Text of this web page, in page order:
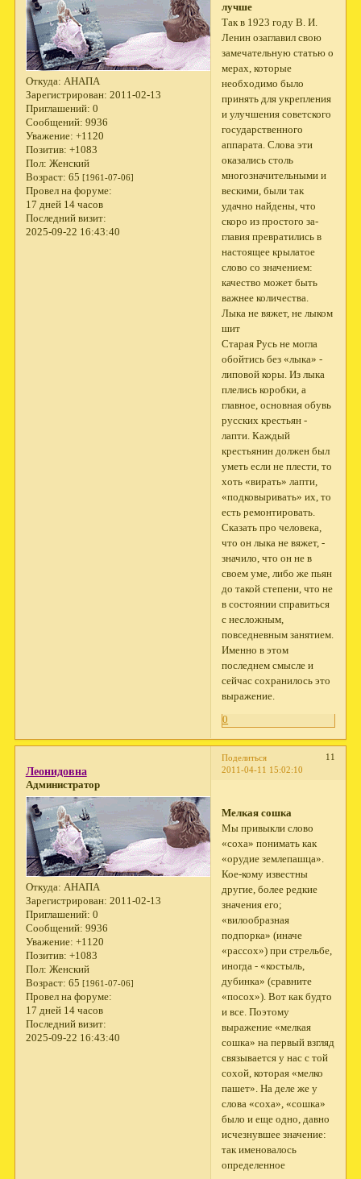
Откуда: АНАПА
Зарегистрирован: 2011-02-13
Приглашений: 0
Сообщений: 9936
Уважение: +1120
Позитив: +1083
Пол: Женский
Возраст: 65 [1961-07-06]
Провел на форуме:
17 дней 14 часов
Последний визит:
2025-09-22 16:43:40
лучше
Так в 1923 году В. И.
Ленин озаглавил свою
замечательную статью о
мерах, которые
необходимо было
принять для укрепления
и улучшения советского
государственного
аппарата. Слова эти
оказались столь
многозначительными и
вескими, были так
удачно найдены, что
скоро из простого за­
главия превратились в
настоящее крылатое
слово со значе­нием:
качество может быть
важнее количества.
Лыка не вяжет, не лыком
шит
Старая Русь не могла
обойтись без «лыка» -
липовой коры. Из лыка
плелись коробки, а
главное, основная обувь
русских крестьян -
лапти. Каждый
крестьянин должен был
уметь если не плести, то
хоть «вирать» лапти,
«подковыривать» их, то
есть ремонтировать.
Сказать про человека,
что он лыка не вяжет, -
значило, что он не в
своем уме, либо же пьян
до такой степени, что не
в состоянии справиться
с несложным,
повседневным занятием.
Именно в этом
последнем смысле и
сейчас сохранилось это
выражение.
0
Поделиться
11
2011-04-11 15:02:10
Леонидовна
Администратор
Откуда: АНАПА
Зарегистрирован: 2011-02-13
Приглашений: 0
Сообщений: 9936
Уважение: +1120
Позитив: +1083
Пол: Женский
Возраст: 65 [1961-07-06]
Провел на форуме:
17 дней 14 часов
Последний визит:
2025-09-22 16:43:40
Мелкая сошка
Мы привыкли слово
«соха» понимать как
«орудие землепашца».
Кое-кому известны
другие, более редкие
значения его;
«вилообразная
подпорка» (иначе
«рассох») при стрельбе,
иногда - «костыль,
дубинка» (сравните
«посох»). Вот как будто
и все. Поэтому
выражение «мелкая
сошка» на первый взгляд
связывается у нас с той
сохой, которая «мелко
пашет». На деле же у
слова «соха», «сошка»
было и еще одно, давно
исчезнувшее значение:
так именовалось
определенное